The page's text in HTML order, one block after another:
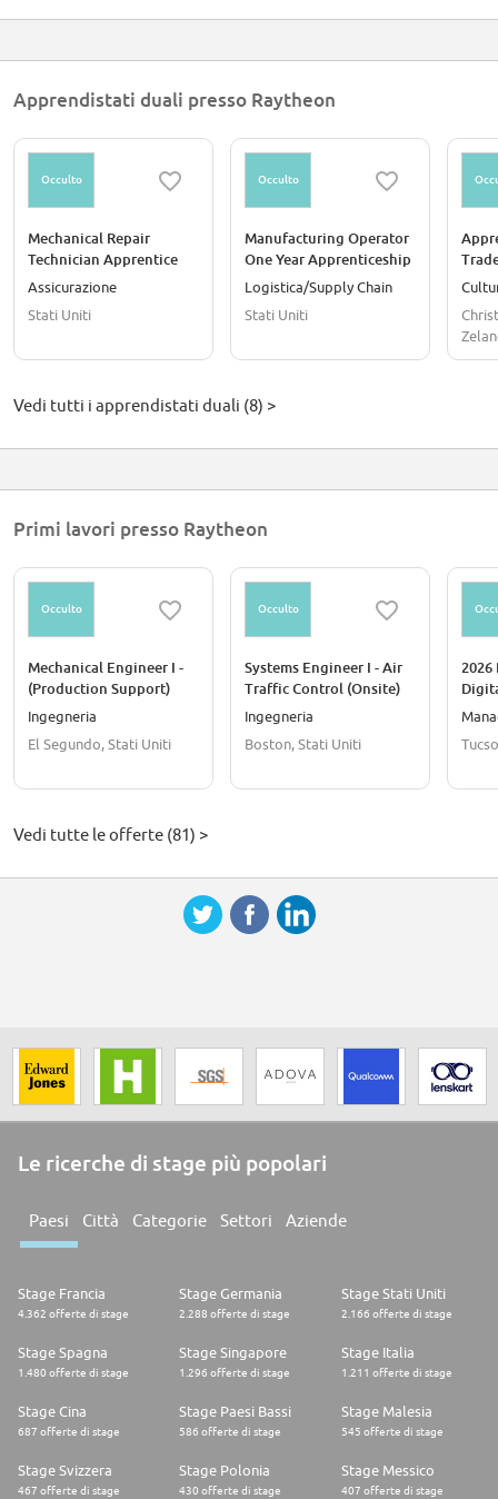
Apprendistati duali presso Raytheon
Occulto
Mechanical Repair
Technician Apprentice
(Onsite)
Assicurazione
Stati Uniti
Occulto
Manufacturing Operator
One Year Apprenticeship
Logistica/Supply Chain
Stati Uniti
Vedi tutti i apprendistati duali (8) >
Primi lavori presso Raytheon
Occulto
Mechanical Engineer I -
(Production Support)
Ingegneria
El Segundo, Stati Uniti
Occulto
Systems Engineer I - Air
Traffic Control (Onsite)
Ingegneria
Boston, Stati Uniti
Vedi tutte le offerte (81) >
Le ricerche di stage più popolari
Paesi Città Categorie Settori Aziende
Stage Francia
4.362 offerte di stage
Stage Germania
2.288 offerte di stage
Stage Stati Uniti
2.166 offerte di stage
Stage Spagna
1.480 offerte di stage
Stage Singapore
1.296 offerte di stage
Stage Italia
1.211 offerte di stage
Stage Cina
687 offerte di stage
Stage Paesi Bassi
586 offerte di stage
Stage Malesia
545 offerte di stage
Stage Svizzera
467 offerte di stage
Stage Polonia
430 offerte di stage
Stage Messico
407 offerte di stage